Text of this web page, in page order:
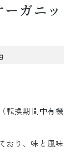
ガニッ
転換期間中有機
おり、味と風味